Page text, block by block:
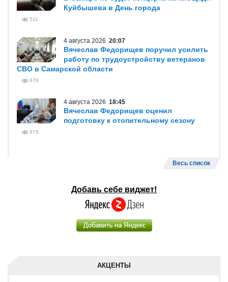
Куйбышева в День города
511
4 августа 2026 20:07
Вячеслав Федорищев поручил усилить
работу по трудоустройству ветеранов
СВО в Самарской области
978
4 августа 2026 18:45
Вячеслав Федорищев оценил
подготовку к отопительному сезону
878
Весь список
Добавь себе виджет!
АКЦЕНТЫ